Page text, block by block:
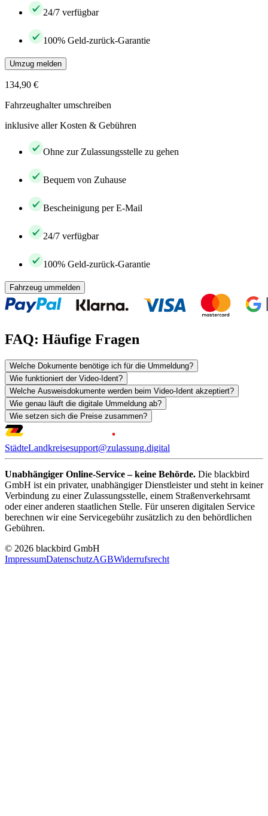
24/7 verfügbar
100% Geld-zurück-Garantie
Umzug melden
134,90 €
Fahrzeughalter umschreiben
inklusive aller Kosten & Gebühren
Ohne zur Zulassungsstelle zu gehen
Bequem von Zuhause
Bescheinigung per E-Mail
24/7 verfügbar
100% Geld-zurück-Garantie
Fahrzeug ummelden
FAQ: Häufige Fragen
Welche Dokumente benötige ich für die Ummeldung?
Wie funktioniert der Video-Ident?
Welche Ausweisdokumente werden beim Video-Ident akzeptiert?
Wie genau läuft die digitale Ummeldung ab?
Wie setzen sich die Preise zusammen?
StädteLandkreisesupport@zulassung.digital
Unabhängiger Online-Service – keine Behörde. Die blackbird
GmbH ist ein privater, unabhängiger Dienstleister und steht in keiner
Verbindung zu einer Zulassungsstelle, einem Straßenverkehrsamt
oder einer anderen staatlichen Stelle. Für unseren digitalen Service
berechnen wir eine Servicegebühr zusätzlich zu den behördlichen
Gebühren.
© 2026 blackbird GmbH
ImpressumDatenschutzAGBWiderrufsrecht